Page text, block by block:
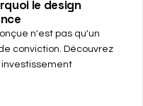
le design
n'est pas qu'un
conviction. Découvrez